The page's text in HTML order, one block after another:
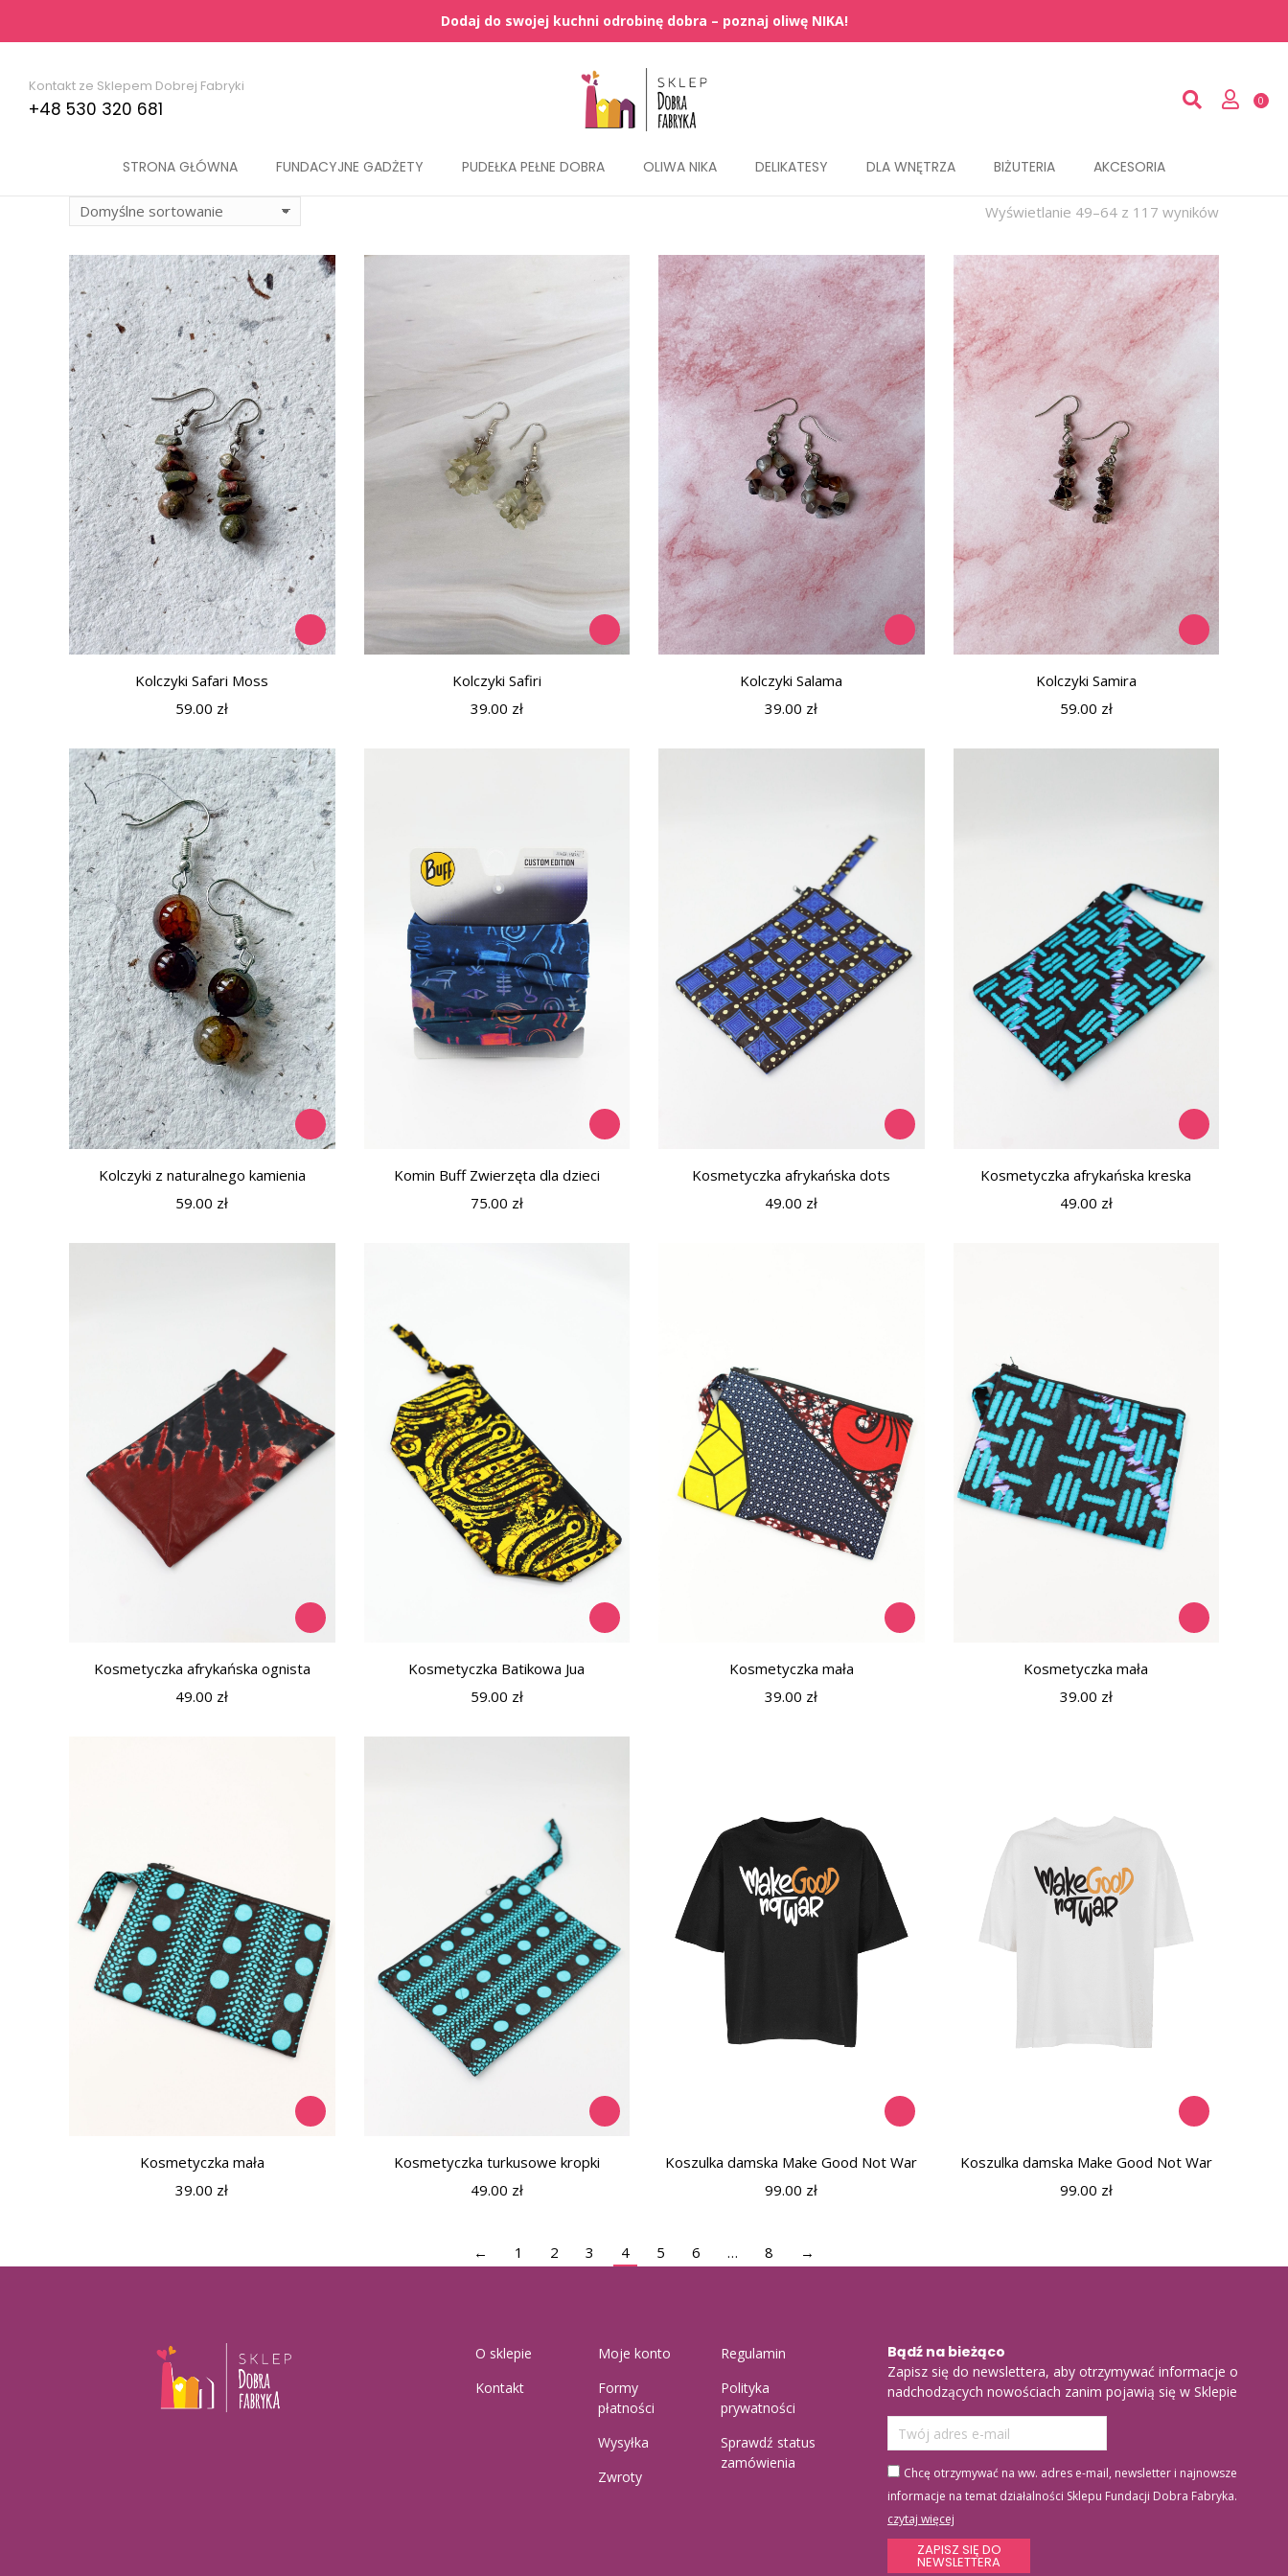
Kontakt ze Sklepem Dobrej Fabryki
+48 530 320 681
STRONA GŁÓWNA FUNDACYJNE GADŻETY PUDEŁKA PEŁNE DOBRA OLIWA NIKA DELIKATESY DLA WNĘTRZA BIŻUTERIA AKCESORIA
Wyświetlanie 49–64 z 117 wyników
Kolczyki Safari Moss
59.00 zł
Kolczyki Safiri
39.00 zł
Kolczyki Salama
39.00 zł
Kolczyki Samira
59.00 zł
Kolczyki z naturalnego kamienia
59.00 zł
Komin Buff Zwierzęta dla dzieci
75.00 zł
Kosmetyczka afrykańska dots
49.00 zł
Kosmetyczka afrykańska kreska
49.00 zł
Kosmetyczka afrykańska ognista
49.00 zł
Kosmetyczka Batikowa Jua
59.00 zł
Kosmetyczka mała
39.00 zł
Kosmetyczka mała
39.00 zł
Kosmetyczka mała
39.00 zł
Kosmetyczka turkusowe kropki
49.00 zł
Koszulka damska Make Good Not War
99.00 zł
Koszulka damska Make Good Not War
99.00 zł
← 1 2 3 4 5 6 … 8 →
O sklepie
Kontakt
Moje konto
Formy
płatności
Wysyłka
Zwroty
Regulamin
Polityka
prywatności
Sprawdź status
zamówienia
Bądź na bieżąco
Zapisz się do newslettera, aby otrzymywać informacje o
nadchodzących nowościach zanim pojawią się w Sklepie
Chcę otrzymywać na ww. adres e-mail, newsletter i najnowsze
informacje na temat działalności Sklepu Fundacji Dobra Fabryka.
czytaj więcej
ZAPISZ SIĘ DO
NEWSLETTERA